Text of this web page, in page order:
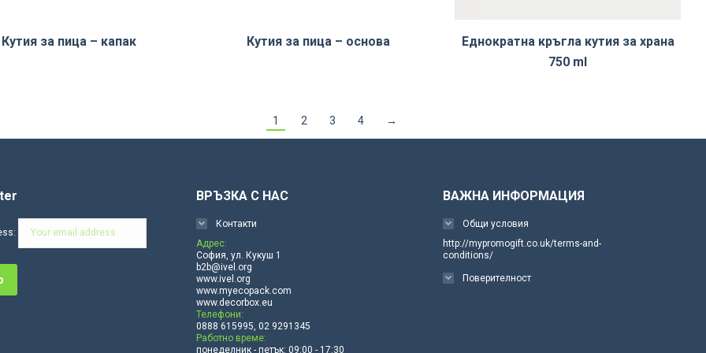
Кутия за пица – капак Кутия за пица – основа
Еднократна кръгла кутия за храна
750 ml
1 2 3 4 →
ВРЪЗКА С НАС
Контакти
Адрес:
София, ул. Кукуш 1
b2b@ivel.org
www.ivel.org
www.myecopack.com
www.decorbox.eu
Телефони:
0888 615995, 02 9291345
Работно време:
понеделник - петък: 09:00 - 17:30
ВАЖНА ИНФОРМАЦИЯ
Общи условия
http://mypromogift.co.uk/terms-and-
conditions/
Поверителност